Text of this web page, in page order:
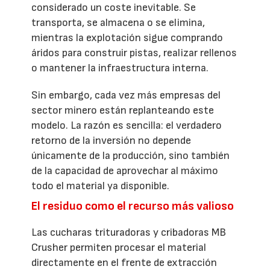
considerado un coste inevitable. Se
transporta, se almacena o se elimina,
mientras la explotación sigue comprando
áridos para construir pistas, realizar rellenos
o mantener la infraestructura interna.
Sin embargo, cada vez más empresas del
sector minero están replanteando este
modelo. La razón es sencilla: el verdadero
retorno de la inversión no depende
únicamente de la producción, sino también
de la capacidad de aprovechar al máximo
todo el material ya disponible.
El residuo como el recurso más valioso
Las cucharas trituradoras y cribadoras MB
Crusher permiten procesar el material
directamente en el frente de extracción